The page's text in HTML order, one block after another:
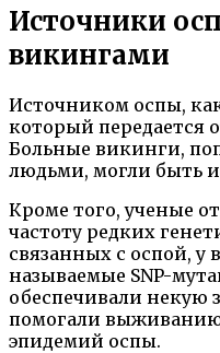
Источники
викингами
Источником оспы,
который передается
Больные викинги,
людьми, могли быть
Кроме того, ученые
частоту редких
связанных с оспой, у
называемые SNP-
обеспечивали некую
помогали
эпидемий оспы.